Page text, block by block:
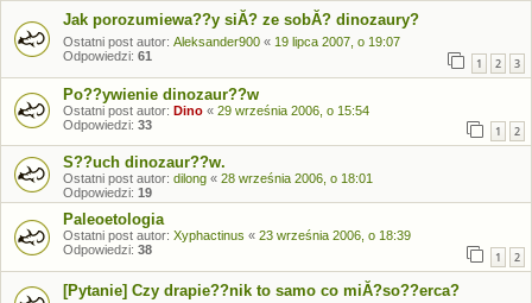
Jak porozumiewa??y siĂ? ze sobĂ? dinozaury?
Ostatni post autor: Aleksander900 « 19 lipca 2007, o 19:07
Odpowiedzi: 61 1 2 3
Po??ywienie dinozaur??w
Ostatni post autor: Dino « 29 września 2006, o 15:54
Odpowiedzi: 33 1 2
S??uch dinozaur??w.
Ostatni post autor: dilong « 28 września 2006, o 18:01
Odpowiedzi: 19
Paleoetologia
Ostatni post autor: Xyphactinus « 23 września 2006, o 18:39
Odpowiedzi: 38 1 2
[Pytanie] Czy drapie??nik to samo co miĂ?so??erca?